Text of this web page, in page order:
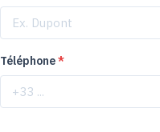
Téléphone*